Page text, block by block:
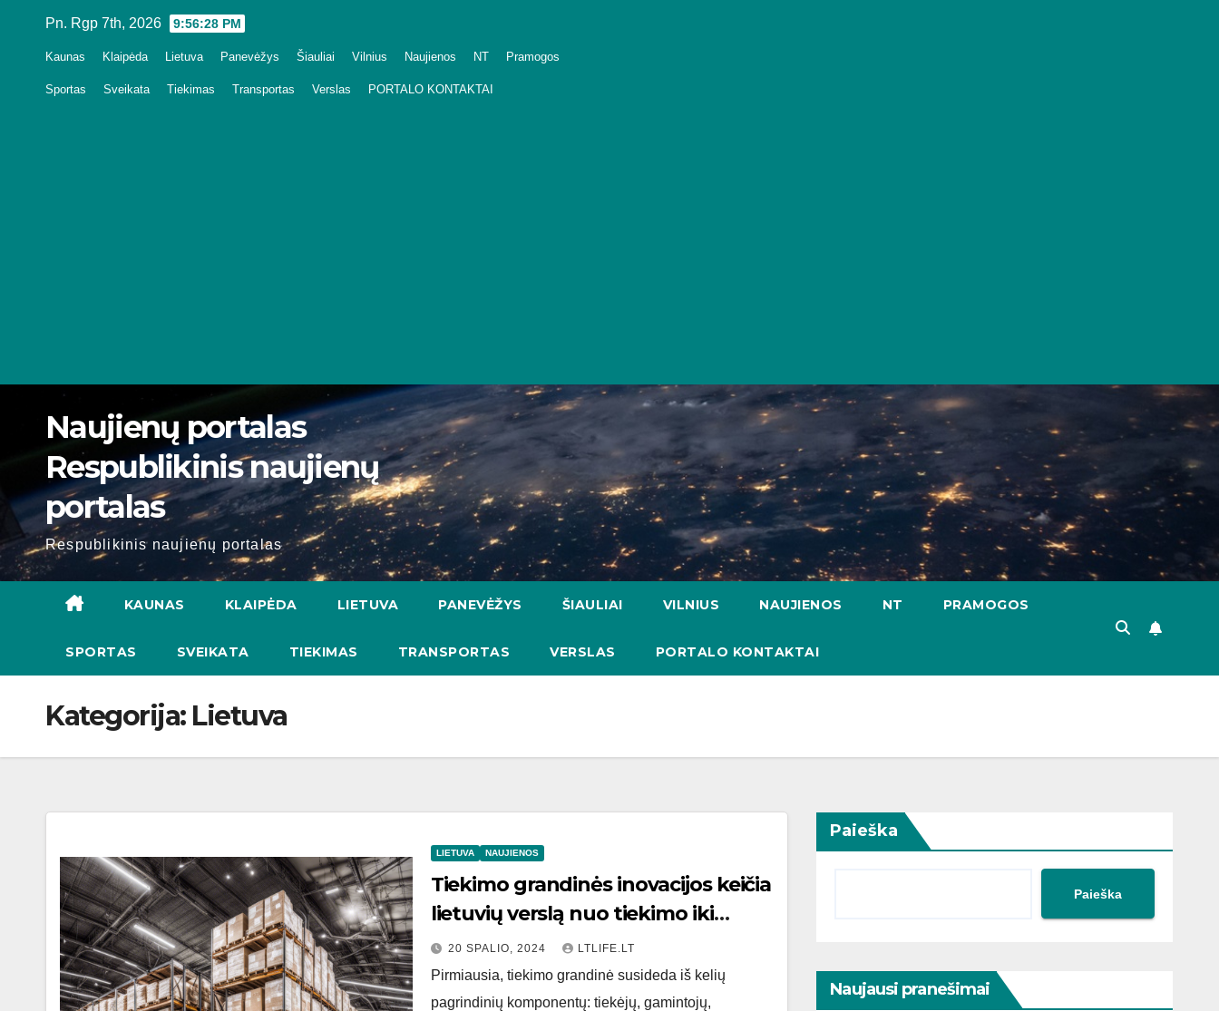
Pn. Rgp 7th, 2026 9:56:29 PM
Kaunas Klaipėda Lietuva Panevėžys Šiauliai Vilnius Naujienos NT Pramogos
Sportas Sveikata Tiekimas Transportas Verslas PORTALO KONTAKTAI
Naujienų portalas
Respublikinis naujienų
portalas
Respublikinis naujienų portalas
KAUNAS KLAIPĖDA LIETUVA PANEVĖŽYS ŠIAULIAI VILNIUS NAUJIENOS NT PRAMOGOS
SPORTAS SVEIKATA TIEKIMAS TRANSPORTAS VERSLAS PORTALO KONTAKTAI
Kategorija: Lietuva
LIETUVA NAUJIENOS
Tiekimo grandinės inovacijos keičia
lietuvių verslą nuo tiekimo iki
pirkimo
20 SPALIO, 2024 LTLIFE.LT
Pirmiausia, tiekimo grandinė susideda iš kelių
pagrindinių komponentų: tiekėjų, gamintojų,
Paieška
Paieška
Naujausi pranešimai